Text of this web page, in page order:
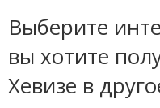
Выберите
вы хотите
Хевизе в